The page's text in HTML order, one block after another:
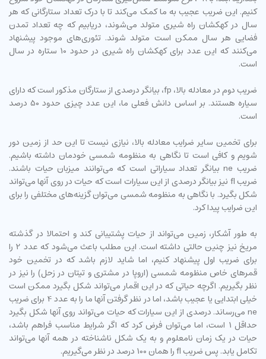
کنیم. این ضریب عجیب به ما کمک می‌کند تا با درک تعداد ستارگانی که هر
سال در کهکشان راه شیری متولد می‌شوند، دریابیم که چه تعداد تمدن
فضایی هر سال ممکن است متولد شوند. تئوری‌های موجود پیشنهاد
می‌کنند که این عدد برای کهکشان راه شیری در حدود 10 ستاره در سال
است.
ضریب دوم در معادله بالا، fp، بیانگر درصدی از ستارگان مذکور است که دارای
سیاره هستند. بر اساس دانش فعلی ما، این عدد چیزی حدود 50 درصد
است.
برای تخمین سایر ضرایب معادله بالا، نیازی نیست تا این حد از زمین دور
شویم و کافی است تا نگاهی به منظومه شمسی خودمان داشته باشیم.
ضریب ne بیانگر تعداد سیاراتی است که می‌توانند میزبان حیات باشند.
ضریب fl نیز بیانگر درصدی از این سیارات است که حیات در روی آنها می‌تواند
شکل بگیرد. با نگاهی به منظومه شمسی می‌توان گزینه‌های مختلفی را برای
این ضرایب پیدا کرد.
به طور آشکار، زمین می‌تواند از حیات پشتیبانی کند و احتمالا در گذشته
مریخ نیز چنین حالتی داشته است. این مطلب باعث می‌شود که عدد 2 را
برای ضریب اول پیشنهاد کنیم، اما شاید لازم باشد که در تخمین خود
قمرهای خاص منظومه شمسی (اروپا در مشتری و تیتان در زحل) را نیز در
نظر بگیریم. اگرچه حیاتی که در این اقمار می‌تواند شکل بگیرد ممکن است
خیلی ابتدایی یا عجیب باشد، اما در نظر گرفتن آنها ما را به عدد 4 برای ضریب
ne می‌رساند. درصدی از این سیارات که حیات می‌تواند روی آنها شکل بگیرد
حداقل 1 است، اما می‌توان فرض کرد که اگر شرایط مناسب فراهم باشد،
حیات در یک زمان نامعلوم و به یک شکل ناشناخته در همه آنها می‌تواند
تکامل یابد. پس ضریب fl را همان 100 درصد در نظر می‌گیریم.